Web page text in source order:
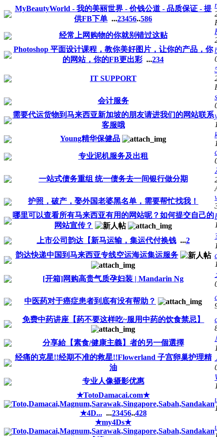
MyBeautyWorld - 我的美丽世界 - 价钱公道 - 品质保证 - 提
供FB下单 ...23456..586
经常上网购物的你就别错过这贴
Photoshop 平面设计课程，教你美好图片，让你的产品，你
的网站，你的FB更出彩 ...234
IT SUPPORT
会计服务
需要代运货物到马来西亚新加坡的朋友请进我们的网站联系
客服哦
Young精华保健品
专业泥机服务及出租
一站式债务重组 统一债务去一间银行做分期
护照，破产，娶外国老婆黑名单，需要帮忙找我！
哪里可以查看所有马来西亚有用的网站呢？如何提交自己的
网站宣传？
上市公司韵达【新马运输，集运代付换钱 ...2
韵达快递中国到马来西亚专线空运海运集运服务
[开箱]网购高贵气质孕妇装 | Mandarin Ng
中医药对于癌症患者到底有没有帮助？
免费中药讲座【药不要这样吃~服用中药的饮食禁忌】
分享給【素食/健康主義】者的另一個選擇
经痛的克星!!经期不准的救星!!Flowerland 子宫卵巢护理精
油
专业人像摄影优惠
★TotoDamacai.com★
Toto,Damacai,Magnum,Sarawak,Singapore,Sabah,Sandakan
★4D... ...23456..428
★my4Ds★
Toto,Damacai,Magnum,Sarawak,Singapore,Sabah,Sandakan